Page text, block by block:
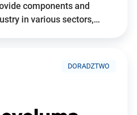
components and
in various sectors,…
DORADZTWO